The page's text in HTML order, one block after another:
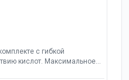
с гибкой
кислот. Максимальное